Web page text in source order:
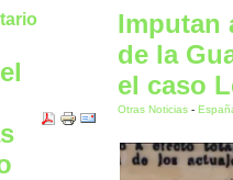
Imputan
de la
el caso
Otras Noticias -